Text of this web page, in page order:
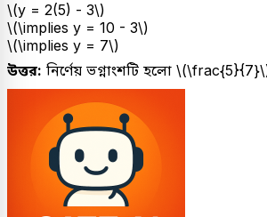
\(y = 2(5) - 3\)
\(\implies y = 10 - 3\)
\(\implies y = 7\)
উত্তর: নির্ণেয় ভগ্নাংশটি হলো